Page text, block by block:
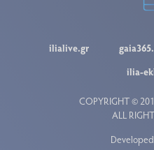
ilialive.gr
ilia-
COPYRIGHT ©
ALL